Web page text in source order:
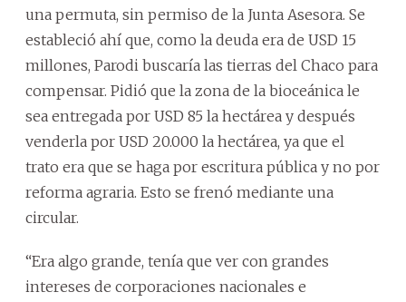
una permuta, sin permiso de la Junta Asesora. Se
estableció ahí que, como la deuda era de USD 15
millones, Parodi buscaría las tierras del Chaco para
compensar. Pidió que la zona de la bioceánica le
sea entregada por USD 85 la hectárea y después
venderla por USD 20.000 la hectárea, ya que el
trato era que se haga por escritura pública y no por
reforma agraria. Esto se frenó mediante una
circular.
“Era algo grande, tenía que ver con grandes
intereses de corporaciones nacionales e